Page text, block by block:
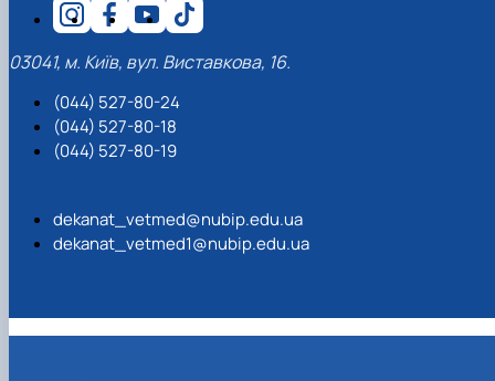
03041, м. Київ, вул. Виставкова, 16.
(044) 527-80-24
(044) 527-80-18
(044) 527-80-19
dekanat_vetmed@nubip.edu.ua
dekanat_vetmed1@nubip.edu.ua